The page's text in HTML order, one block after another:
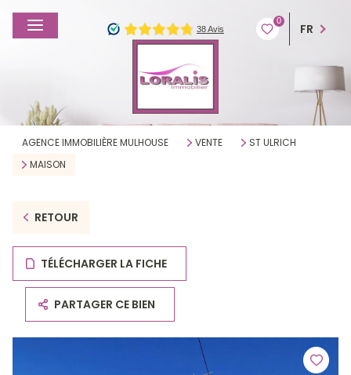
0
FR
AGENCE IMMOBILIÈRE MULHOUSE VENTE
ST ULRICH
MAISON
RETOUR
TÉLÉCHARGER LA FICHE
PARTAGER CE BIEN